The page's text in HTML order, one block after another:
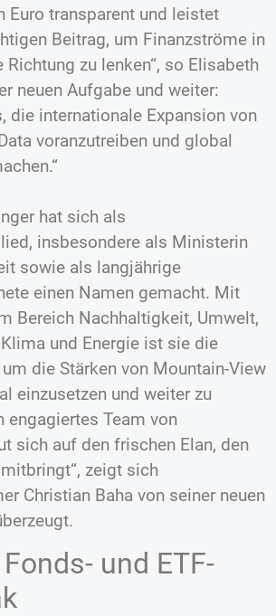
Euro transparent und leistet
Beitrag, um Finanzströme in
Richtung zu lenken“, so Elisabeth
neuen Aufgabe und weiter:
die internationale Expansion von
voranzutreiben und global
hat sich als
insbesondere als Ministerin
sowie als langjährige
einen Namen gemacht. Mit
Bereich Nachhaltigkeit, Umwelt,
und Energie ist sie die
die Stärken von Mountain-View
einzusetzen und weiter zu
engagiertes Team von
sich auf den frischen Elan, den
zeigt sich
Christian Baha von seiner neuen
und ETF-